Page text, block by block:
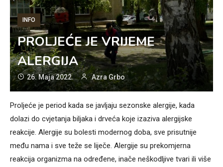
INFO
PROLJEĆE JE VRIJEME
ALERGIJA
26. Maja 2022. Azra Grbo
Proljeće je period kada se javljaju sezonske alergije, kada
dolazi do cvjetanja biljaka i drveća koje izaziva alergijske
reakcije. Alergije su bolesti modernog doba, sve prisutnije
među nama i sve teže se liječe. Alergije su prekomjerna
reakcija organizma na određene, inače neškodljive tvari ili više